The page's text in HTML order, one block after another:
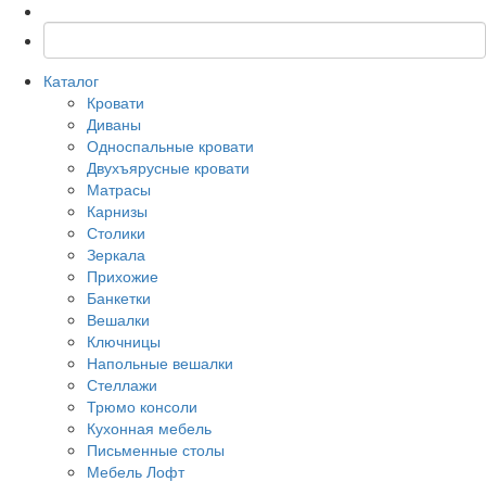
Каталог
Кровати
Диваны
Односпальные кровати
Двухъярусные кровати
Матрасы
Карнизы
Столики
Зеркала
Прихожие
Банкетки
Вешалки
Ключницы
Напольные вешалки
Стеллажи
Трюмо консоли
Кухонная мебель
Письменные столы
Мебель Лофт